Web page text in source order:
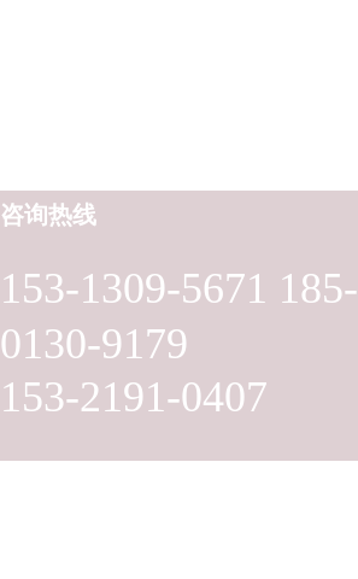
153-1309-5671 185-
0130-9179
153-2191-0407
咨询热线